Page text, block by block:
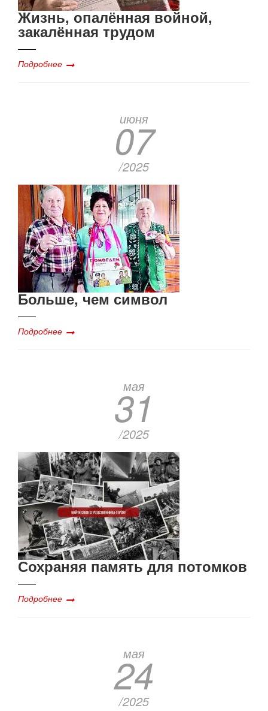
Жизнь, опалённая войной,
закалённая трудом
Подробнее
июня
07
/2025
Больше, чем символ
Подробнее
мая
31
/2025
Сохраняя память для потомков
Подробнее
мая
24
/2025